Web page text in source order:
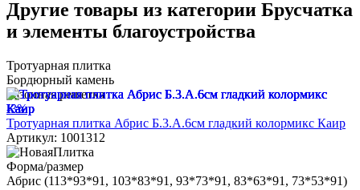
Другие товары из категории Брусчатка
и элементы благоустройства
Тротуарная плитка
Бордюрный камень
Газонная решетка
-3%
Тротуарная плитка Абрис Б.3.А.6см гладкий колормикс Каир
Артикул: 1001312
Форма/размер
Абрис (113*93*91, 103*83*91, 93*73*91, 83*63*91, 73*53*91)